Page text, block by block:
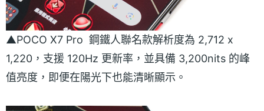
▲POCO X7 Pro 鋼鐵人聯名款解析度為 2,712 x
1,220，支援 120Hz 更新率，並具備 3,200nits 的峰
值亮度，即便在陽光下也能清晰顯示。